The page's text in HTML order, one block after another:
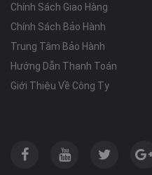
Chính Sách Giao Hàng
Chính Sách Bảo Hành
Trung Tâm Bảo Hành
Hướng Dẫn Thanh Toán
Giới Thiệu Về Công Ty